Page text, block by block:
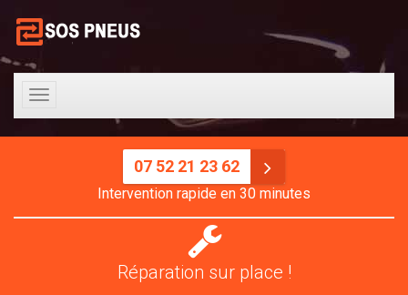
Toggle
navigation
07 52 21 23 62
Intervention rapide en 30 minutes
Réparation
pneus
Réparation sur place !